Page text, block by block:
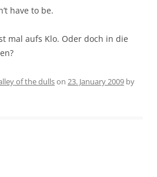
have to be.
mal aufs Klo. Oder doch in die
of the dullson 23. January 2009 by